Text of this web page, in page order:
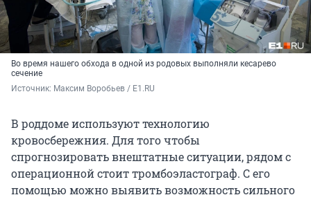
Во время нашего обхода в одной из родовых выполняли кесарево
сечение
Источник: Максим Воробьев / E1.RU
В роддоме используют технологию
кровосбережния. Для того чтобы
спрогнозировать внештатные ситуации, рядом с
операционной стоит тромбоэластограф. С его
помощью можно выявить возможность сильного